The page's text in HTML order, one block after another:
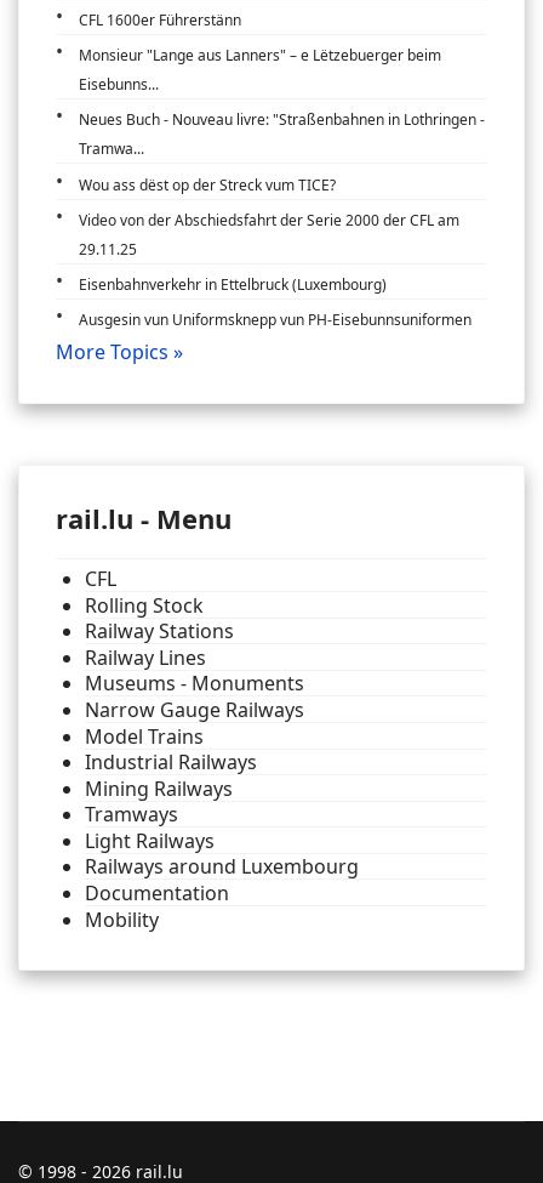
CFL 1600er Führerstänn
Monsieur "Lange aus Lanners" – e Lëtzebuerger beim
Eisebunns...
Neues Buch - Nouveau livre: "Straßenbahnen in Lothringen -
Tramwa...
Wou ass dëst op der Streck vum TICE?
Video von der Abschiedsfahrt der Serie 2000 der CFL am
29.11.25
Eisenbahnverkehr in Ettelbruck (Luxembourg)
Ausgesin vun Uniformsknepp vun PH-Eisebunnsuniformen
More Topics »
rail.lu - Menu
CFL
Rolling Stock
Railway Stations
Railway Lines
Museums - Monuments
Narrow Gauge Railways
Model Trains
Industrial Railways
Mining Railways
Tramways
Light Railways
Railways around Luxembourg
Documentation
Mobility
© 1998 - 2026 rail.lu